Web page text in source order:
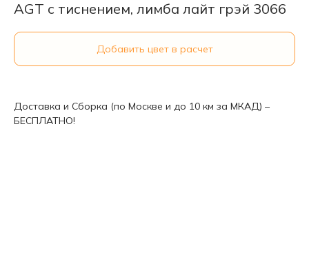
AGT с тиснением, лимба лайт грэй 3066
Добавить цвет в расчет
Доставка и Сборка (по Москве и до 10 км за МКАД) –
БЕСПЛАТНО!